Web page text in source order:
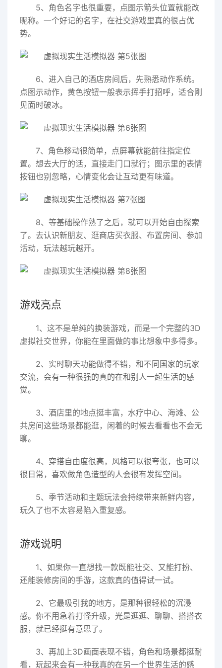
5、角色名字也很重要，点图示箭头位置就能改
昵称。一个好记的名字，在社交游戏里真的很占优
势。
6、进入自己的酒店房间后，先熟悉动作系统。
点图示动作，黄色按钮一般表示挥手打招呼，适合刚
见面时破冰。
7、角色移动很简单，点屏幕就能前往指定位
置。想去大厅的话，直接走门口就行；图示里的表情
按钮也别忽略，心情变化会让互动更有味道。
8、等基础操作熟了之后，就可以开始自由探索
了。去认识新朋友、逛商店买衣服、布置房间、参加
活动，玩法越玩越开。
游戏亮点
1、这不是单纯的换装游戏，而是一个完整的3D
虚拟社交世界，你能在里面做的事比想象中多得多。
2、实时聊天功能做得不错，和不同国家的玩家
交流，会有一种很强的真的在和别人一起生活的感
觉。
3、酒店里的地点挺丰富，水疗中心、海滩、公
共房间这些场景都能逛，闲着的时候去看看也不会无
聊。
4、穿搭自由度很高，风格可以很夸张，也可以
很日常，喜欢做角色造型的人会很有发挥空间。
5、季节活动和主题玩法会持续带来新鲜内容，
玩久了也不太容易陷入重复感。
游戏说明
1、如果你一直想找一款既能社交、又能打扮、
还能装修房间的手游，这款真的值得试一试。
2、它最吸引我的地方，是那种很轻松的沉浸
感。你不用急着打怪升级，光是逛逛、聊聊、搭搭衣
服，就已经挺有意思了。
3、再加上3D画面表现不错，角色和场景都挺耐
看，玩起来会有一种我真的在另一个世界生活的感